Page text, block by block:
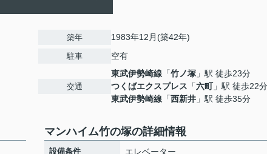
築年 1983年12月(築42年)
駐車 空有
交通
東武伊勢崎線 「竹ノ塚 」駅 徒歩23分
つくばエクスプレス 「六町」駅 徒歩22分
東武伊勢崎線 「西新井 」駅 徒歩35分
マンハイム竹の塚の詳細情報
設備条件
エレベーター